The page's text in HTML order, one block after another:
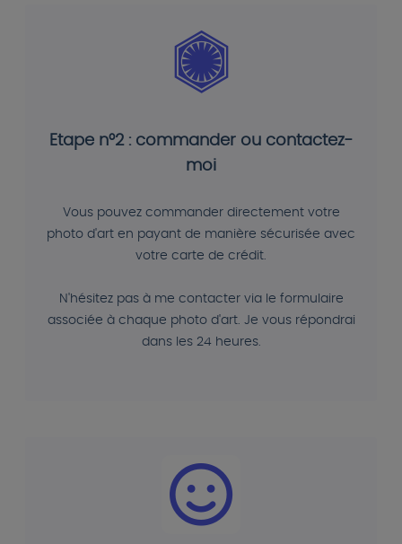
Etape n°2 : commander ou contactez-
moi
Vous pouvez commander directement votre
photo d'art en payant de manière sécurisée avec
votre carte de crédit.
N'hésitez pas à me contacter via le formulaire
associée à chaque photo d'art. Je vous répondrai
dans les 24 heures.